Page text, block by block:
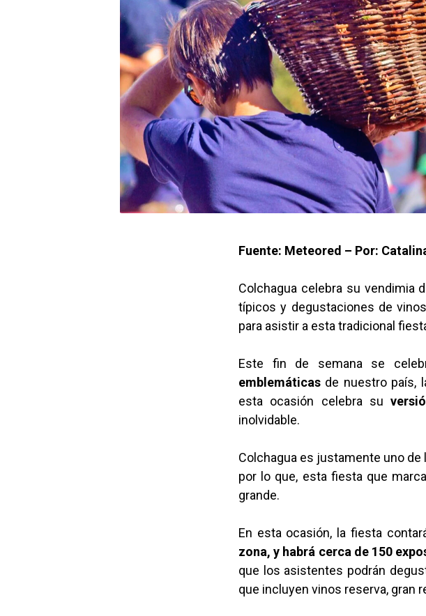
Fuente: Meteored – Por:
Colchagua celebra su vendimia
típicos y degustaciones de
para asistir a esta tradicional
Este fin de semana se
emblemáticas de nuestro país,
esta ocasión celebra su
inolvidable.
Colchagua es justamente uno
por lo que, esta fiesta que
grande.
En esta ocasión, la fiesta
zona, y habrá cerca de 150
que los asistentes podrán
que incluyen vinos reserva, gran